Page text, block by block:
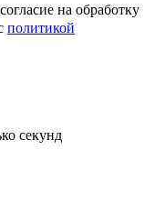
на обработку
политикой
секунд